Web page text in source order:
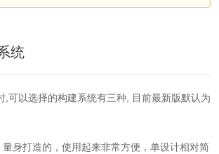
统
,可以选择的构建系统有三种, 目前最新版默认为
身打造的，使用起来非常方便，单设计相对简